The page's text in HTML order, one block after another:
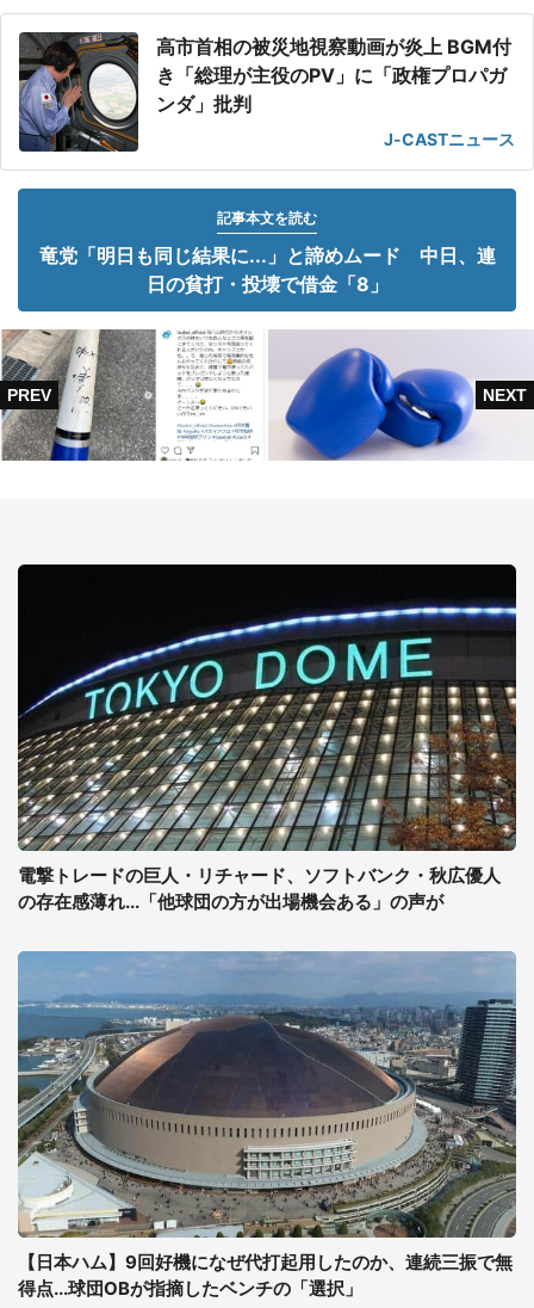
高市首相の被災地視察動画が炎上 BGM付
き「総理が主役のPV」に「政権プロパガ
ンダ」批判
J-CASTニュース
記事本文を読む
竜党「明日も同じ結果に...」と諦めムード 中日、連
日の貧打・投壊で借金「8」
電撃トレードの巨人・リチャード、ソフトバンク・秋広優人
の存在感薄れ...「他球団の方が出場機会ある」の声が
【日本ハム】9回好機になぜ代打起用したのか、連続三振で無
得点...球団OBが指摘したベンチの「選択」